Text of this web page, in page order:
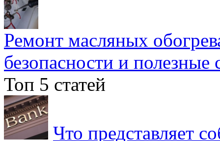
Ремонт масляных
безопасности и полезные
Топ 5 статей
Что представляет